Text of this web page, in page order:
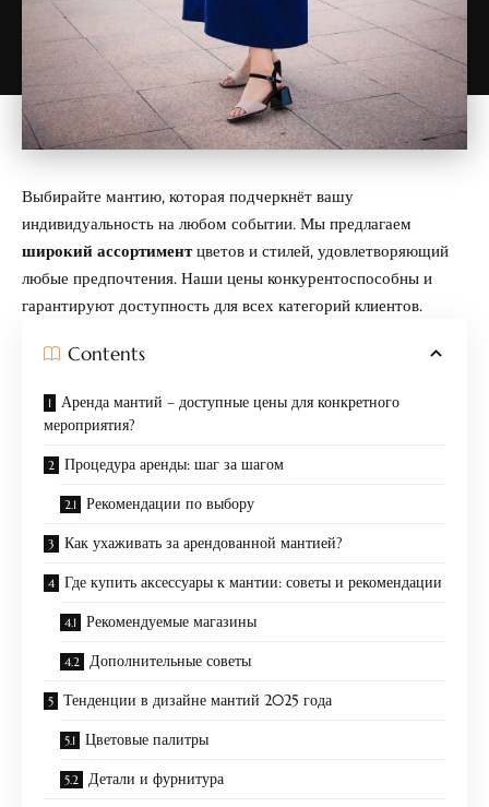
Выбирайте мантию, которая подчеркнёт вашу
индивидуальность на любом событии. Мы предлагаем
широкий ассортиментцветов и стилей, удовлетворяющий
любые предпочтения. Наши цены конкурентоспособны и
гарантируют доступность для всех категорий клиентов.
Contents
Аренда мантий – доступные цены для конкретного
мероприятия?
Процедура аренды: шаг за шагом
Рекомендации по выбору
Как ухаживать за арендованной мантией?
Где купить аксессуары к мантии: советы и рекомендации
Рекомендуемые магазины
Дополнительные советы
Тенденции в дизайне мантий 2025 года
Цветовые палитры
Детали и фурнитура